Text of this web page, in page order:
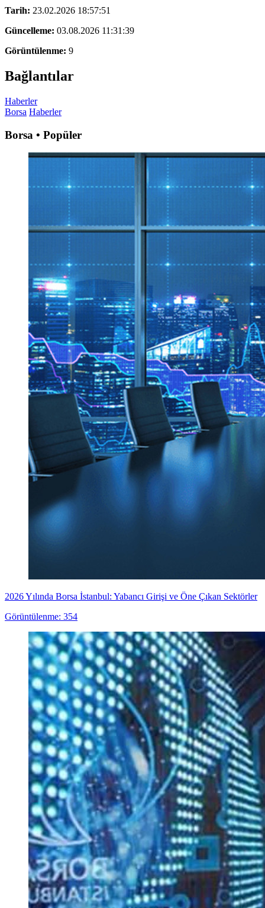
Tarih: 23.02.2026 18:57:51
Güncelleme: 03.08.2026 11:31:39
Görüntülenme: 9
Bağlantılar
Haberler
Borsa Haberler
Borsa • Popüler
2026 Yılında Borsa İstanbul: Yabancı Girişi ve Öne Çıkan Sektörler
Görüntülenme: 354